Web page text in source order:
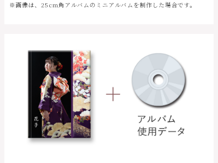
※画像は、25cm角アルバムのミニアルバムを制作した場合です。